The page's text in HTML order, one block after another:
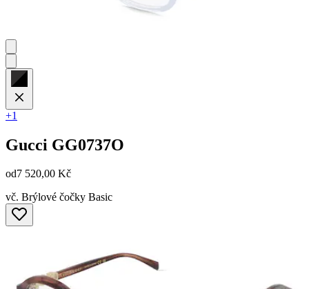
+1
Gucci GG0737O
od7 520,00 Kč
vč. Brýlové čočky Basic